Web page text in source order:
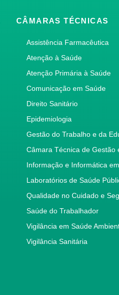
CÂMARAS TÉCNICAS
Assistência Farmacêutica
Atenção à Saúde
Atenção Primária à Saúde
Comunicação em Saúde
Direito Sanitário
Epidemiologia
Gestão do Trabalho e da
Câmara Técnica de Gestão
Informação e Informática
Laboratórios de Saúde
Qualidade no Cuidado e
Saúde do Trabalhador
Vigilância em Saúde
Vigilância Sanitária